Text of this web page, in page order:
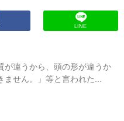
LINE
が違うから、頭の形が違うか
せん。」等と言われた...